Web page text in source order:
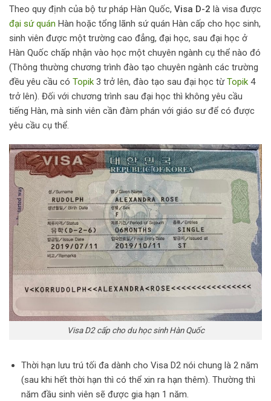
Theo quy định của bộ tư pháp Hàn Quốc, Visa D-2 là visa được
đại sứ quán Hàn hoặc tổng lãnh sứ quán Hàn cấp cho học sinh,
sinh viên được một trường cao đẳng, đại học, sau đại học ở
Hàn Quốc chấp nhận vào học một chuyên ngành cụ thể nào đó
(Thông thường chương trình đào tạo chuyên ngành các trường
đều yêu cầu có Topik 3 trở lên, đào tạo sau đại học từTopik 4
trở lên). Đối với chương trình sau đại học thì không yêu cầu
tiếng Hàn, mà sinh viên cần đàm phán với giáo sư để có được
yêu cầu cụ thể.
Visa D2 cấp cho du học sinh Hàn Quốc
Thời hạn lưu trú tối đa dành cho Visa D2 nói chung là 2 năm
(sau khi hết thời hạn thì có thể xin ra hạn thêm). Thường thì
năm đầu sinh viên sẽ được gia hạn 1 năm.